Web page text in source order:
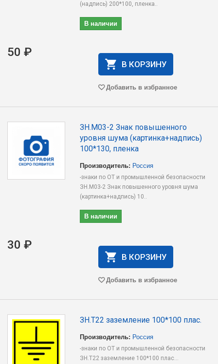
(надпись) 200*100, пленка..
В наличии
50 ₽
В КОРЗИНУ
Добавить в избранное
ЗН.M03-2 Знак повышенного
уровня шума (картинка+надпись)
100*130, пленка
Производитель: Россия
-знаки по ОТ и промышленной безопасности
ЗН.M03-2 Знак повышенного уровня шума
(картинка+надпись) 10..
В наличии
30 ₽
В КОРЗИНУ
Добавить в избранное
ЗН.T22 заземление 100*100 плас.
Производитель: Россия
-знаки по ОТ и промышленной безопасности
ЗН.T22 заземление 100*100 плас...